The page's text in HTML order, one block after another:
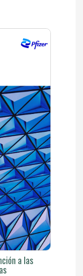
a las